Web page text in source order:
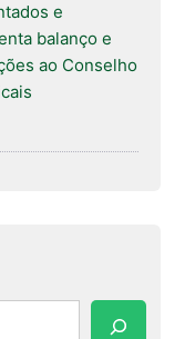
e
balanço e
ao Conselho